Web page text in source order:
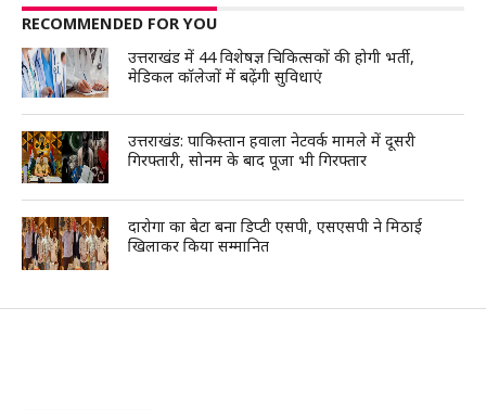
RECOMMENDED FOR YOU
उत्तराखंड में 44 विशेषज्ञ चिकित्सकों की होगी भर्ती,
मेडिकल कॉलेजों में बढ़ेंगी सुविधाएं
उत्तराखंड: पाकिस्तान हवाला नेटवर्क मामले में दूसरी
गिरफ्तारी, सोनम के बाद पूजा भी गिरफ्तार
दारोगा का बेटा बना डिप्टी एसपी, एसएसपी ने मिठाई
खिलाकर किया सम्मानित